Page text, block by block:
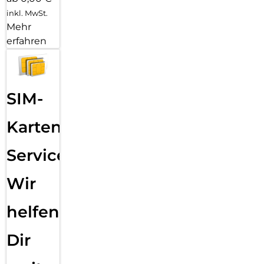
inkl. MwSt.
Mehr
erfahren
SIM-
Karten
Service:
Wir
helfen
Dir